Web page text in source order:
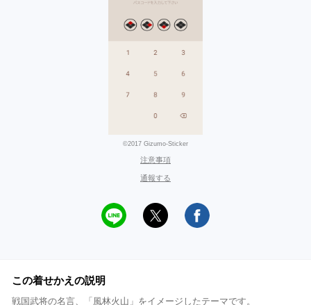
©2017 Gizumo-Sticker
注意事項
通報する
この着せかえの説明
戦国武将の名言、「風林火山」をイメージしたテーマです。